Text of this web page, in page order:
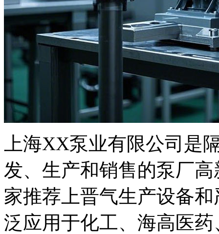
上海XX泵业有限公司是
发、生产和销售的泵厂
家推荐上晋气生产设备
泛应用于化工、海高医